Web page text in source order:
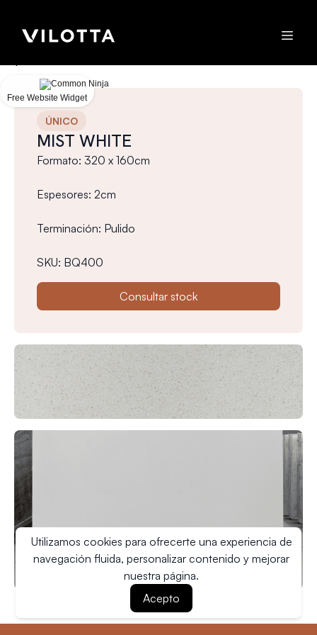
ÚNICO
MIST WHITE
Formato: 320 x 160cm
Espesores: 2cm
Terminación: Pulido
SKU: BQ400
Consultar stock
Utilizamos cookies para ofrecerte una experiencia de
navegación fluida, personalizar contenido y mejorar
nuestra página.
Acepto
make
Free Website Widget